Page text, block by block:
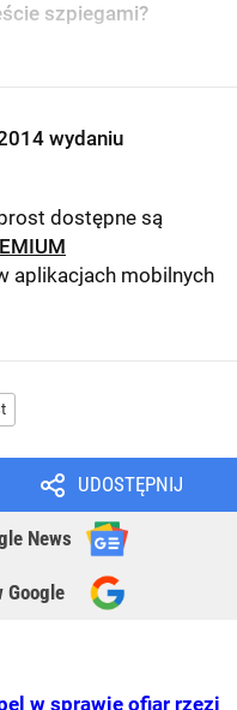
szpiegami?
wydaniu
dostępne są
aplikacjach mobilnych
UDOSTĘPNIJ
News
Google
w sprawie ofiar rzezi